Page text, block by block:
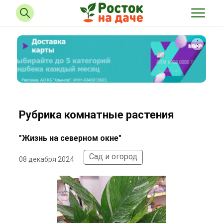
Рубрика комнатные растения
"Жизнь на северном окне"
08 декабря 2024 Сад и огород